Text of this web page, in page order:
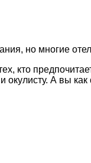
но многие
кто
А вы